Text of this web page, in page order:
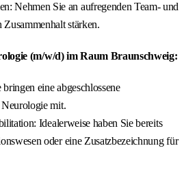
Nehmen Sie an aufregenden Team- und
stärken.
(m/w/d) im Raum Braunschweig:
eine abgeschlossene
mit.
Idealerweise haben Sie bereits
oder eine Zusatzbezeichnung für